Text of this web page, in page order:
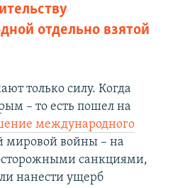
отдельно взятой
только силу. Когда
– то есть пошел на
международного
мировой войны – на
санкциями,
нанести ущерб